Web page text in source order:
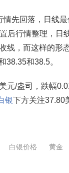
先回落，日线
后行情整理，日
线，而这样的形
38.35和38.5。
元/盎司，跌幅
银下方关注37.80
白银价格 黄金